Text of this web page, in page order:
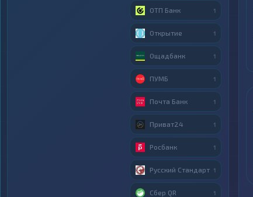
ОТП Банк 1
Открытие 1
Ощадбанк 1
ПУМБ 1
Почта Банк 1
Приват24 1
Росбанк 1
Русский Стандарт 1
Сбер QR 1